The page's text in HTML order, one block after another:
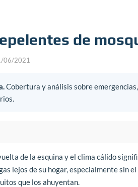
de
06/2021
Cobertura y análisis sobre
de la esquina y el clima cálido
lejos de su hogar, especialmente sin
que los ahuyentan.